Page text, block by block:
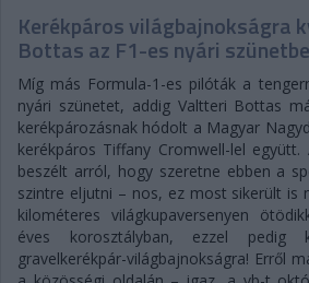
Kerékpáros világbajnokságra
Bottas az F1-es nyári
Míg más Formula-1-es pilóták a
nyári szünetet, addig Valtteri Bottas
kerékpározásnak hódolt a Magyar
kerékpáros Tiffany Cromwell-lel
beszélt arról, hogy szeretne ebben a
szintre eljutni – nos, ez most sikerült is
kilométeres világkupaversenyen
éves korosztályban, ezzel pedig
gravelkerékpár-világbajnokságra! Erről